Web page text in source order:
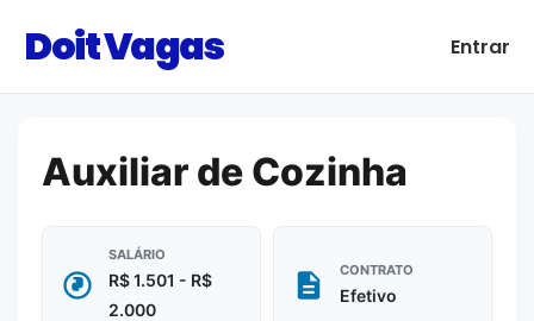
Doit Vagas Entrar
Auxiliar de Cozinha
SALÁRIO
R$ 1.501 - R$
2.000
CONTRATO
Efetivo